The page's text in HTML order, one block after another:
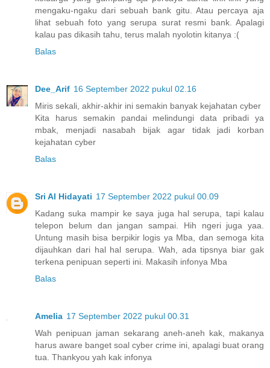
mengaku-ngaku dari sebuah bank gitu. Atau percaya aja
lihat sebuah foto yang serupa surat resmi bank. Apalagi
kalau pas dikasih tahu, terus malah nyolotin kitanya :(
Balas
Dee_Arif 16 September 2022 pukul 02.16
Miris sekali, akhir-akhir ini semakin banyak kejahatan cyber
Kita harus semakin pandai melindungi data pribadi ya
mbak, menjadi nasabah bijak agar tidak jadi korban
kejahatan cyber
Balas
Sri Al Hidayati 17 September 2022 pukul 00.09
Kadang suka mampir ke saya juga hal serupa, tapi kalau
telepon belum dan jangan sampai. Hih ngeri juga yaa.
Untung masih bisa berpikir logis ya Mba, dan semoga kita
dijauhkan dari hal hal serupa. Wah, ada tipsnya biar gak
terkena penipuan seperti ini. Makasih infonya Mba
Balas
Amelia 17 September 2022 pukul 00.31
Wah penipuan jaman sekarang aneh-aneh kak, makanya
harus aware banget soal cyber crime ini, apalagi buat orang
tua. Thankyou yah kak infonya